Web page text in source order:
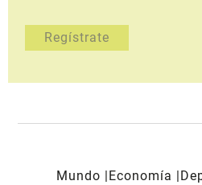
Mundo Economía